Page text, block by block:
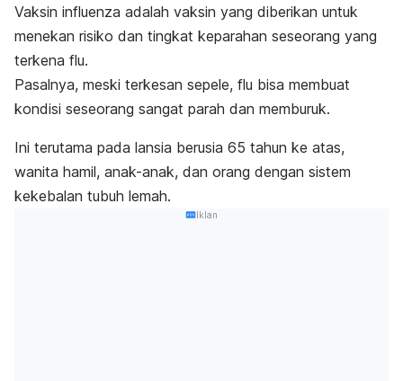
Vaksin influenza adalah vaksin yang diberikan untuk
menekan risiko dan tingkat keparahan seseorang yang
terkena flu.
Pasalnya, meski terkesan sepele, flu bisa membuat
kondisi seseorang sangat parah dan memburuk.
Ini terutama pada lansia berusia 65 tahun ke atas,
wanita hamil, anak-anak, dan orang dengan sistem
kekebalan tubuh lemah.
Iklan